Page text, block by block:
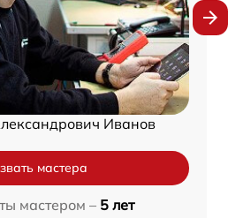
Иванов
мастера
мастером – 5 лет